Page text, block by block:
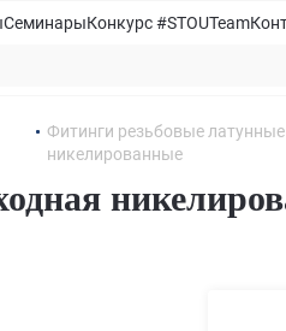
СеминарыКонкурс #STOUTeam
Фитинги резьбовые латунные
никелированные